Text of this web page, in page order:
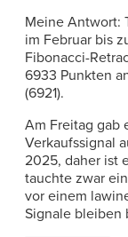
Meine Antwort:
im Februar bis
Fibonacci-
6933 Punkten
(6921).
Am Freitag gab
Verkaufssignal
2025, daher ist
tauchte zwar
vor einem
Signale bleiben